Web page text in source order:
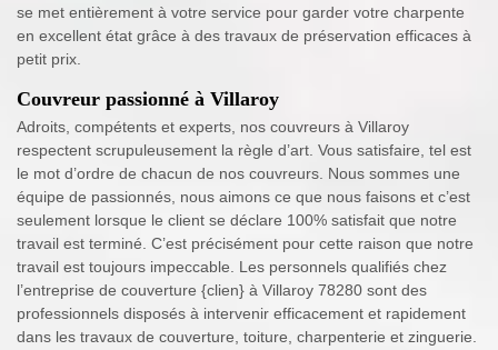
se met entièrement à votre service pour garder votre charpente
en excellent état grâce à des travaux de préservation efficaces à
petit prix.
Couvreur passionné à Villaroy
Adroits, compétents et experts, nos couvreurs à Villaroy
respectent scrupuleusement la règle d’art. Vous satisfaire, tel est
le mot d’ordre de chacun de nos couvreurs. Nous sommes une
équipe de passionnés, nous aimons ce que nous faisons et c’est
seulement lorsque le client se déclare 100% satisfait que notre
travail est terminé. C’est précisément pour cette raison que notre
travail est toujours impeccable. Les personnels qualifiés chez
l’entreprise de couverture {clien} à Villaroy 78280 sont des
professionnels disposés à intervenir efficacement et rapidement
dans les travaux de couverture, toiture, charpenterie et zinguerie.